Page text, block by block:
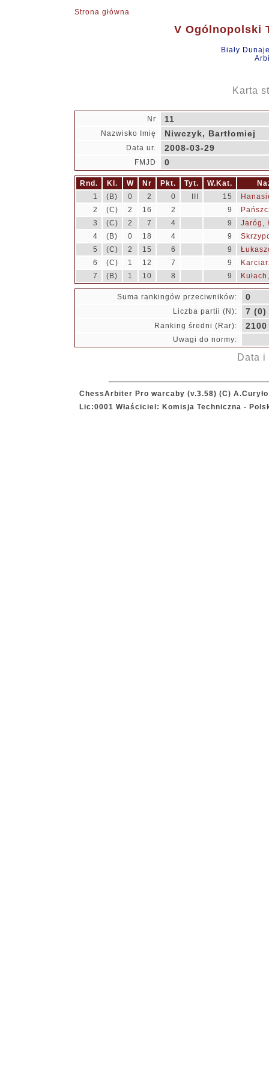
Strona główna
V Ogólnopolski
Biały
Karta
Nr 11
Nazwisko Imię Niwczyk, Bartłomiej
Data ur. 2008-03-29
FMJD 0
Rnd. Kl. W Nr Pkt. Tyt. W.Kat.
1
(B) 0 2 0 15
2
(C) 2 16 2 9
3
(C) 2 7 4 9
Jaróg,
4
(B) 0 18 4 9
5
(C) 2 15 6 9
6
(C) 1 12 7 9
7
(B) 1 10 8 9
Suma rankingów przeciwników: 0
Liczba partii (N): 7 (0)
Ranking średni (Rar): 2100
Uwagi do normy:
Data
ChessArbiter Pro warcaby (v.3.58) (C) A.Curyło
Lic:0001 Właściciel: Komisja Techniczna -